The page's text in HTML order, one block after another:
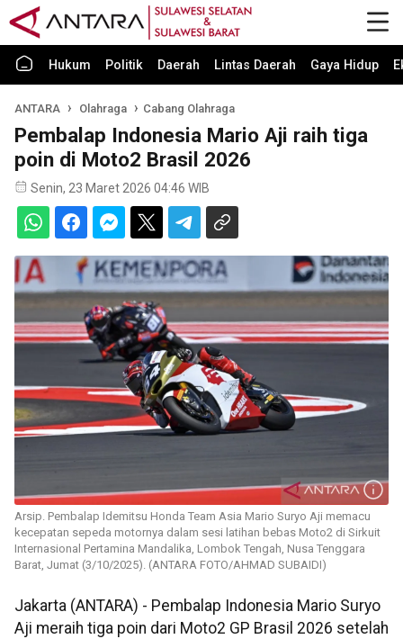
Hukum Politik Daerah Lintas Daerah Gaya Hidup
ANTARA Olahraga Cabang Olahraga
Pembalap Indonesia Mario Aji raih tiga
poin di Moto2 Brasil 2026
Senin, 23 Maret 2026 04:46 WIB
Arsip. Pembalap Idemitsu Honda Team Asia Mario Suryo Aji memacu
kecepatan sepeda motornya dalam sesi latihan bebas Moto2 di Sirkuit
Internasional Pertamina Mandalika, Lombok Tengah, Nusa Tenggara
Barat, Jumat (3/10/2025). (ANTARA FOTO/AHMAD SUBAIDI)
Jakarta (ANTARA) - Pembalap Indonesia Mario Suryo
Aji meraih tiga poin dari Moto2 GP Brasil 2026 setelah